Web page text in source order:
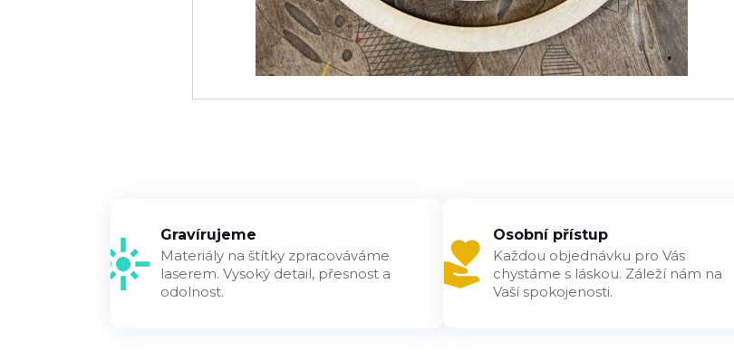
Gravírujeme
Materiály na štítky zpracováváme
laserem. Vysoký detail, přesnost a
odolnost.
Osobní přístup
Každou objednávku pro Vás
chystáme s láskou. Záleží nám na
Vaší spokojenosti.